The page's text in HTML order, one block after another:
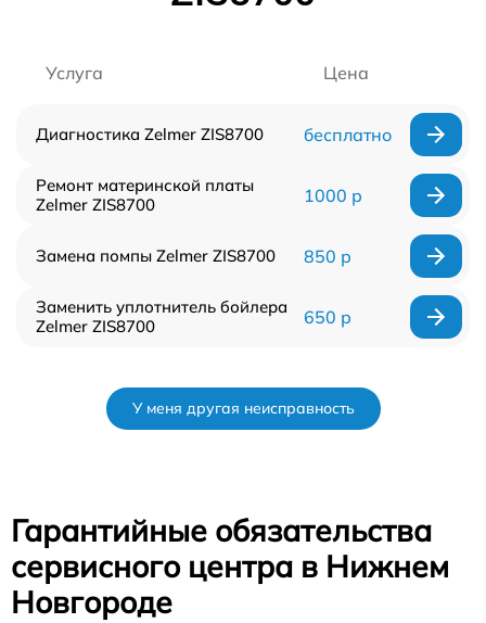
Услуга Цена
Диагностика Zelmer ZIS8700 бесплатно
Ремонт материнской платы
Zelmer ZIS8700
1000 р
Замена помпы Zelmer ZIS8700 850 р
Заменить уплотнитель бойлера
Zelmer ZIS8700
650 р
У меня другая неисправность
Гарантийные обязательства
сервисного центра в Нижнем
Новгороде